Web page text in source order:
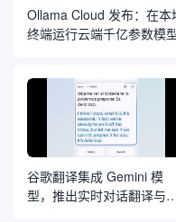
Ollama Cloud 发布：在本
终端运行云端千亿参数模
谷歌翻译集成 Gemini 模
型，推出实时对话翻译与